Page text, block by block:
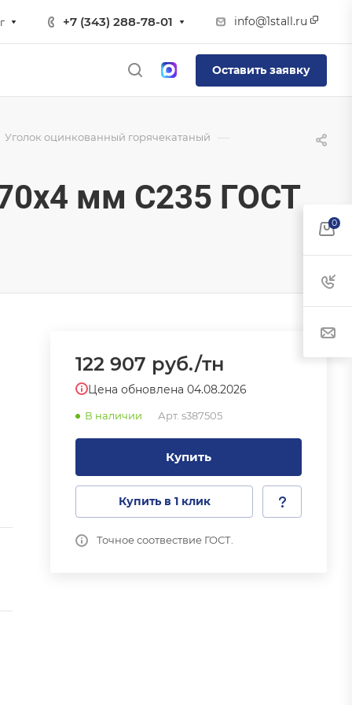
+7 (343) 288-78-01 info@1stall.ru
Оставить заявку
Уголок оцинкованный горячекатаный —
мм С235 ГОСТ
122 907 руб./тн
Цена обновлена 04.08.2026
В наличии Арт. s387505
Купить
Купить в 1 клик
Точное соотвествие ГОСТ.
0